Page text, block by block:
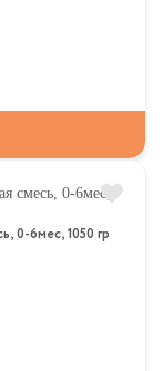
0-6мес, 1050 гр